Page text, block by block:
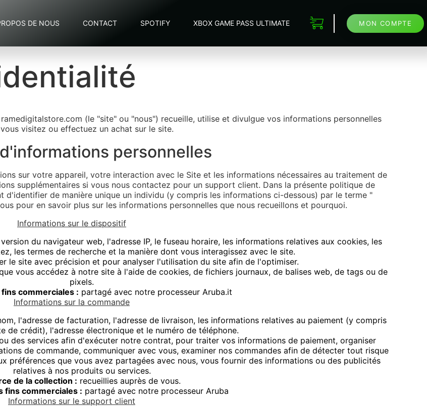
DE NOUS CONTACT SPOTIFY XBOX GAME PASS ULTIMATE MON COMPTE
(le "site" ou "nous") recueille, utilise et divulgue vos informations personnelles
visitez ou effectuez un achat sur le site.
personnelles
sur votre appareil, votre interaction avec le Site et les informations nécessaires au traitement de
supplémentaires si vous nous contactez pour un support client. Dans la présente politique de
de manière unique un individu (y compris les informations ci-dessous) par le terme "
pour en savoir plus sur les informations personnelles que nous recueillons et pourquoi.
Informations sur le dispositif
du navigateur web, l'adresse IP, le fuseau horaire, les informations relatives aux cookies, les
les termes de recherche et la manière dont vous interagissez avec le site.
le site avec précision et pour analyser l'utilisation du site afin de l'optimiser.
vous accédez à notre site à l'aide de cookies, de fichiers journaux, de balises web, de tags ou de
pixels.
commerciales : partagé avec notre processeur Aruba.it
Informations sur la commande
l'adresse de facturation, l'adresse de livraison, les informations relatives au paiement (y compris
de crédit), l'adresse électronique et le numéro de téléphone.
des services afin d'exécuter notre contrat, pour traiter vos informations de paiement, organiser
de commande, communiquer avec vous, examiner nos commandes afin de détecter tout risque
préférences que vous avez partagées avec nous, vous fournir des informations ou des publicités
relatives à nos produits ou services.
de la collection : recueillies auprès de vous.
fins commerciales : partagé avec notre processeur Aruba
Informations sur le support client